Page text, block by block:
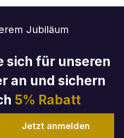
Jubiläum
sich für unseren
an und sichern
5% Rabatt
Jetzt anmelden